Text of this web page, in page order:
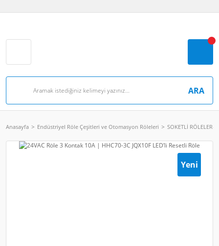
ARA
Anasayfa Endüstriyel Röle Çeşitleri ve Otomasyon Röleleri SOKETLİ RÖLELER-
Yeni